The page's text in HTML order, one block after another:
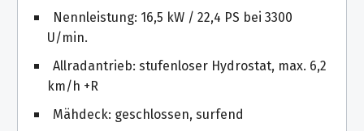
Nennleistung: 16,5 kW / 22,4 PS bei 3300
U/min.
Allradantrieb: stufenloser Hydrostat, max. 6,2
km/h +R
Mähdeck: geschlossen, surfend